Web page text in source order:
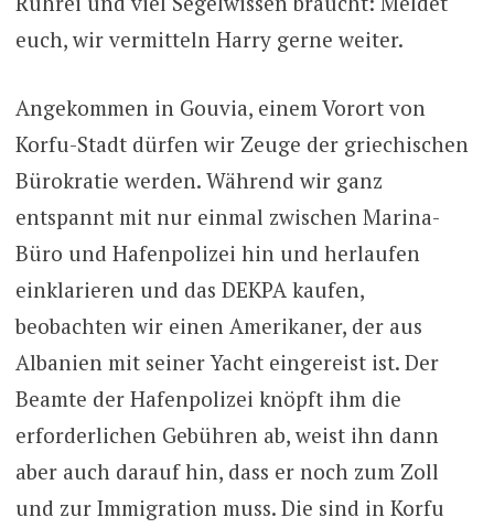
euch, wir vermitteln Harry gerne weiter.
Angekommen in Gouvia, einem Vorort von
Korfu-Stadt dürfen wir Zeuge der griechischen
Bürokratie werden. Während wir ganz
entspannt mit nur einmal zwischen Marina-
Büro und Hafenpolizei hin und herlaufen
einklarieren und das DEKPA kaufen,
beobachten wir einen Amerikaner, der aus
Albanien mit seiner Yacht eingereist ist. Der
Beamte der Hafenpolizei knöpft ihm die
erforderlichen Gebühren ab, weist ihn dann
aber auch darauf hin, dass er noch zum Zoll
und zur Immigration muss. Die sind in Korfu